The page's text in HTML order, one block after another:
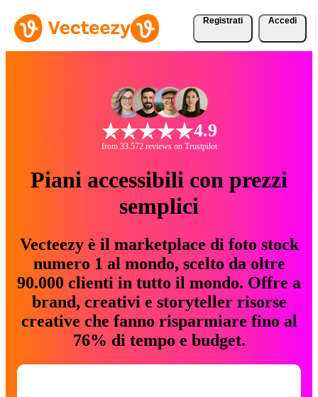
Registrati Accedi
4.9
from 33.572 reviews on Trustpilot
Piani accessibili con prezzi
semplici
Vecteezy è il marketplace di foto stock
numero 1 al mondo, scelto da oltre
90.000 clienti in tutto il mondo. Offre a
brand, creativi e storyteller risorse
creative che fanno risparmiare fino al
76% di tempo e budget.